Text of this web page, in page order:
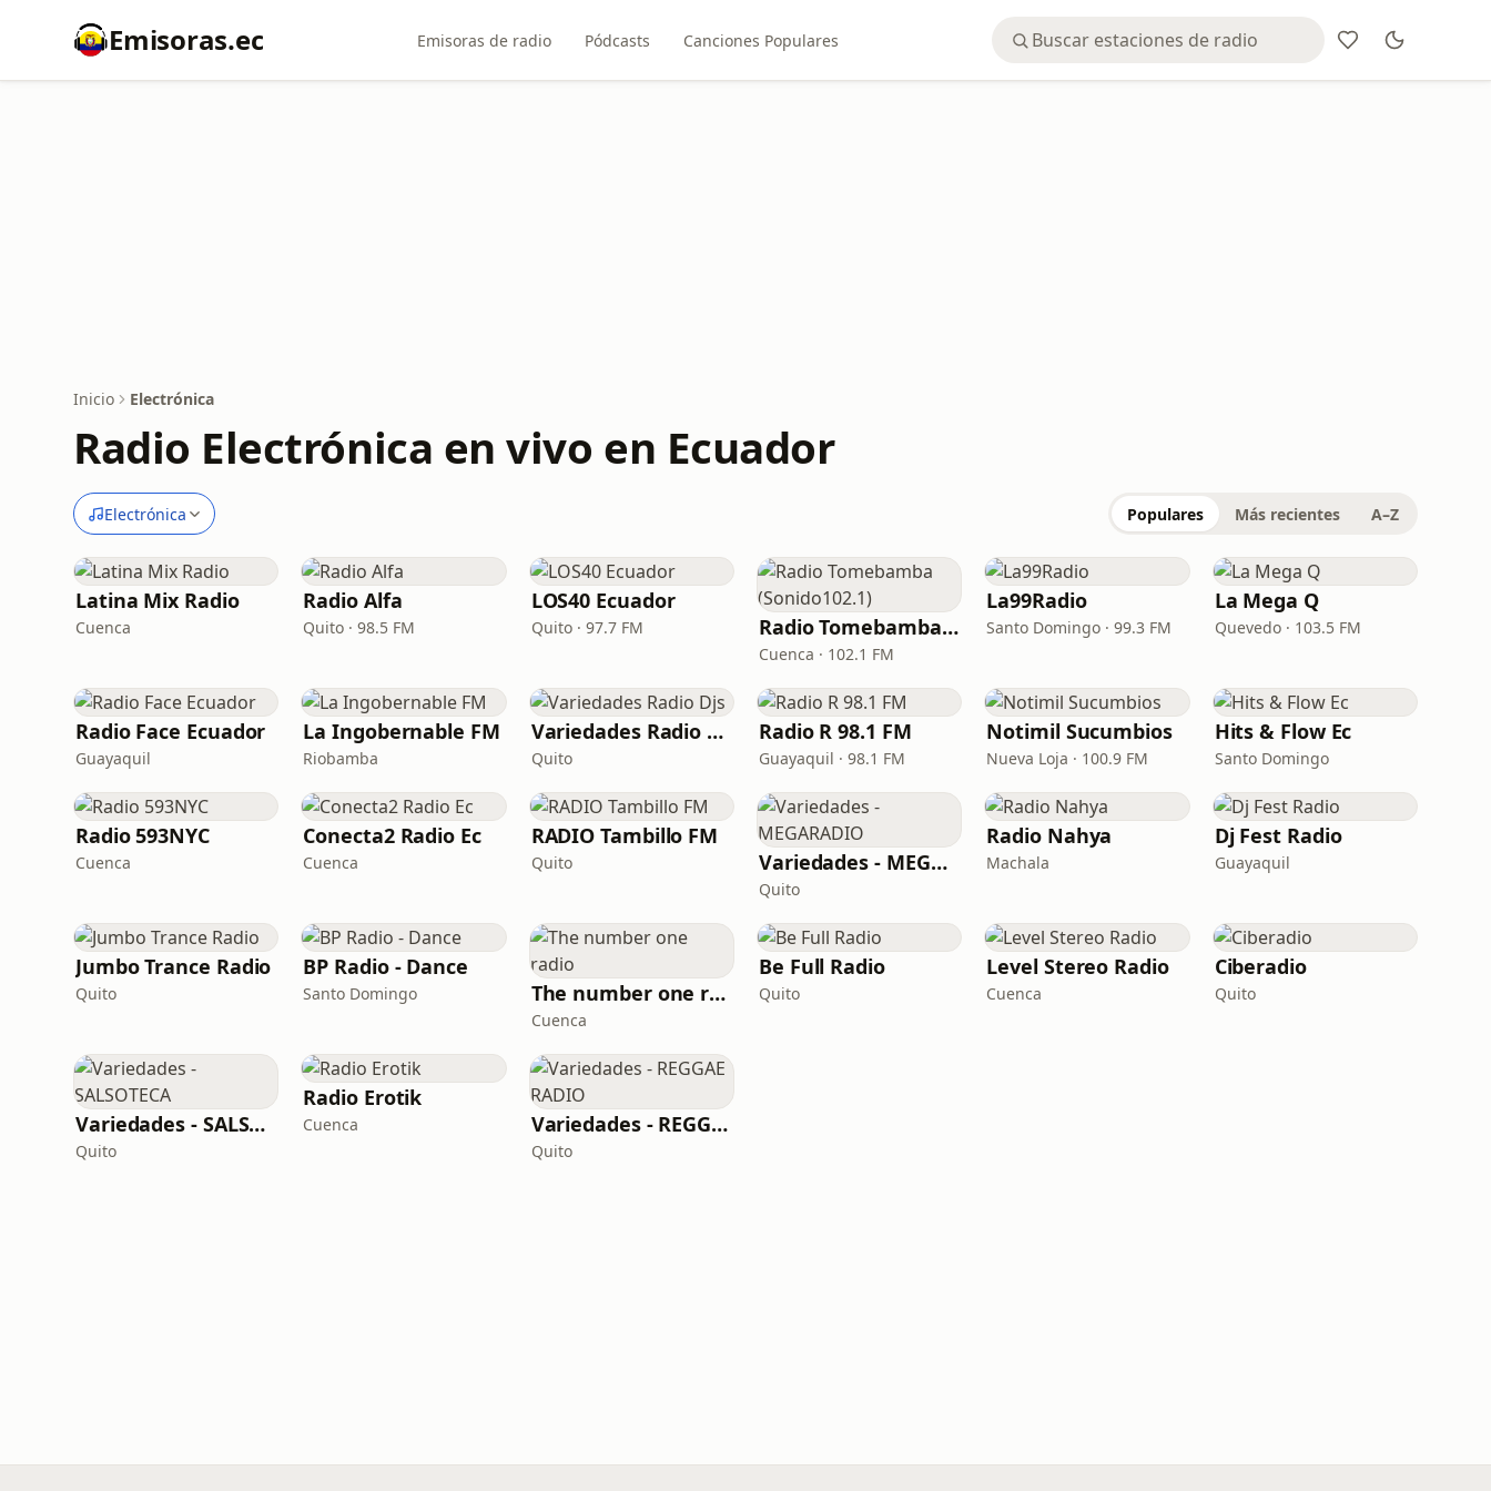
Emisoras.ec Emisoras de radio Pódcasts Canciones Populares
Inicio Electrónica
Radio Electrónica en vivo en Ecuador
Electrónica Populares Más recientes A–Z
Latina Mix Radio
Cuenca
Radio Alfa
Quito · 98.5 FM
LOS40 Ecuador
Quito · 97.7 FM Radio Tomebamba (Sonido102.1)
Cuenca · 102.1 FM
La99Radio
Santo Domingo · 99.3 FM
La Mega Q
Quevedo · 103.5 FM
Radio Face Ecuador
Guayaquil
La Ingobernable FM
Riobamba
Variedades Radio Djs
Quito
Radio R 98.1 FM
Guayaquil · 98.1 FM
Notimil Sucumbios
Nueva Loja · 100.9 FM
Hits & Flow Ec
Santo Domingo
Radio 593NYC
Cuenca
Conecta2 Radio Ec
Cuenca
RADIO Tambillo FM
Quito Variedades - MEGARADIO
Quito
Radio Nahya
Machala
Dj Fest Radio
Guayaquil
Jumbo Trance Radio
Quito
BP Radio - Dance
Santo Domingo The number one radio
Cuenca
Be Full Radio
Quito
Level Stereo Radio
Cuenca
Ciberadio
Quito
Variedades - SALSOTECA
Quito
Radio Erotik
Cuenca Variedades - REGGAE RADIO
Quito